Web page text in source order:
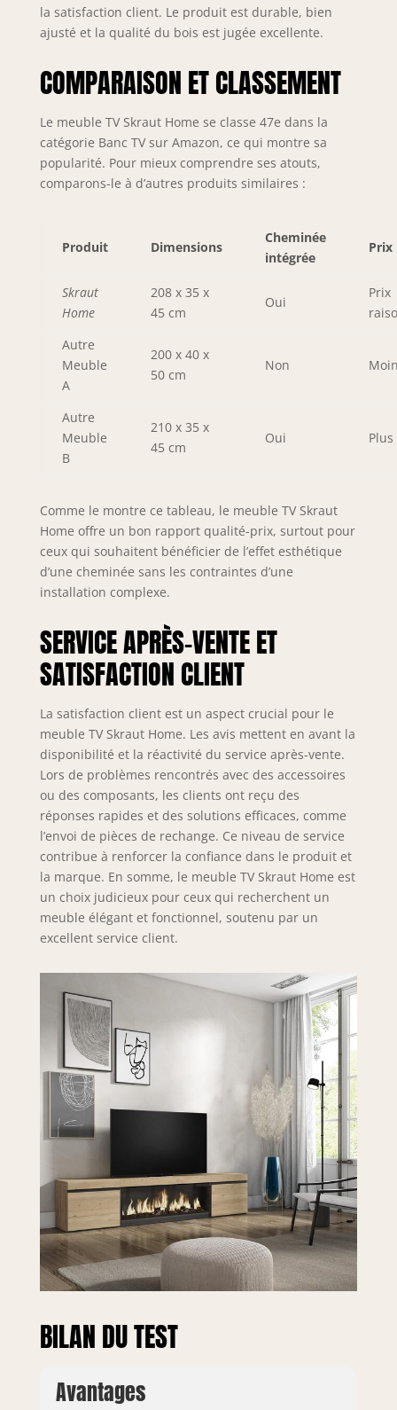
cheminée
électrique
étant branchée à
l'électricité, elle
n'utilise pas de
télécommande
nécessite des
piles, qui ne sont
la satisfaction client. Le produit est durable, bien
ajusté et la qualité du bois est jugée excellente.
COMPARAISON ET CLASSEMENT
Le meuble TV Skraut Home se classe 47e dans la
catégorie Banc TV sur Amazon, ce qui montre sa
popularité. Pour mieux comprendre ses atouts,
comparons-le à d’autres produits similaires :
Produit Dimensions
Cheminée
intégrée
Prix
Skraut
Home
208 x 35 x
45 cm
Oui
Prix
Autre
Meuble
A
200 x 40 x
50 cm
Non
Autre
Meuble
B
210 x 35 x
45 cm
Oui
Comme le montre ce tableau, le meuble TV Skraut
Home offre un bon rapport qualité-prix, surtout pour
ceux qui souhaitent bénéficier de l’effet esthétique
d’une cheminée sans les contraintes d’une
installation complexe.
SERVICE APRÈS-VENTE ET
SATISFACTION CLIENT
La satisfaction client est un aspect crucial pour le
meuble TV Skraut Home. Les avis mettent en avant la
disponibilité et la réactivité du service après-vente.
Lors de problèmes rencontrés avec des accessoires
ou des composants, les clients ont reçu des
réponses rapides et des solutions efficaces, comme
l’envoi de pièces de rechange. Ce niveau de service
contribue à renforcer la confiance dans le produit et
la marque. En somme, le meuble TV Skraut Home est
un choix judicieux pour ceux qui recherchent un
meuble élégant et fonctionnel, soutenu par un
excellent service client.
BILAN DU TEST
Avantages